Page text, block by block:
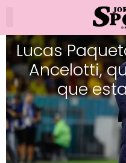
Lucas
Ancelotti,
que